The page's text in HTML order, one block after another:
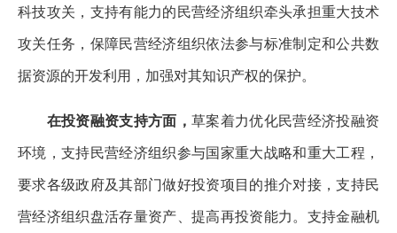
科技攻关，支持有能力的民营经济组织牵头承担重大技术
攻关任务，保障民营经济组织依法参与标准制定和公共数
据资源的开发利用，加强对其知识产权的保护。
在投资融资支持方面，草案着力优化民营经济投融资
环境，支持民营经济组织参与国家重大战略和重大工程，
要求各级政府及其部门做好投资项目的推介对接，支持民
营经济组织盘活存量资产、提高再投资能力。支持金融机